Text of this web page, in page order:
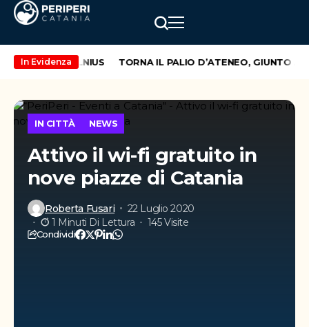
In Evidenza
CATANIA – VILNIUS TORNA IL PALIO D’ATENEO, GIUNTO
IN CITTÀ NEWS
Attivo il wi-fi gratuito in
nove piazze di Catania
Roberta Fusari
22 Luglio 2020
1 Minuti Di Lettura
145 Visite
Condividi